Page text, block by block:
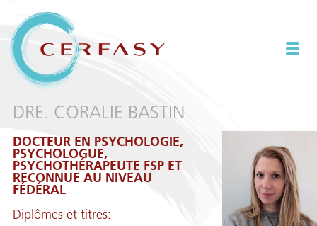
DRE. CORALIE BASTIN
DOCTEUR EN PSYCHOLOGIE,
PSYCHOLOGUE,
PSYCHOTHÉRAPEUTE FSP ET
RECONNUE AU NIVEAU
FÉDÉRAL
Diplômes et titres: